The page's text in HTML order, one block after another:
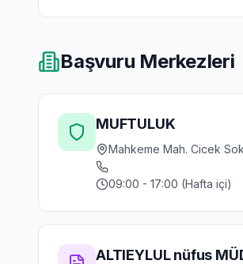
Başvuru Merkezleri
MUFTULUK
Mahkeme Mah. Cicek
09:00 - 17:00 (Hafta içi)
ALTIEYLUL nüfus